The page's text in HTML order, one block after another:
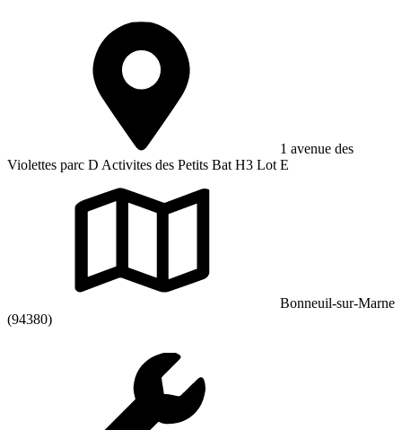
1 avenue des
Violettes parc D Activites des Petits Bat H3 Lot E
Bonneuil-sur-Marne
(94380)